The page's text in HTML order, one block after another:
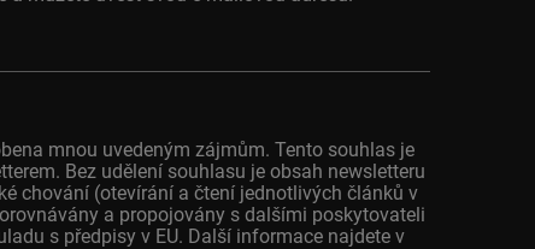
mnou uvedeným zájmům. Tento souhlas je
Bez udělení souhlasu je obsah newsletteru
chování (otevírání a čtení jednotlivých článků v
a propojovány s dalšími poskytovateli
s předpisy v EU. Další informace najdete v